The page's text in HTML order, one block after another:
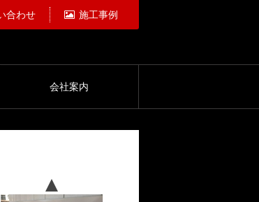
合わせ 施工事例
会社案内